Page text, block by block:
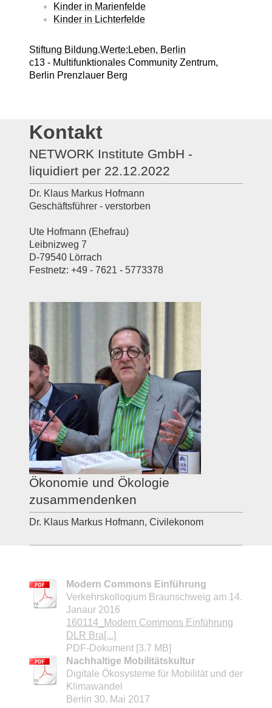
Kinder in Marienfelde
Kinder in Lichterfelde
Stiftung Bildung.Werte:Leben, Berlin
c13 - Multifunktionales Community Zentrum,
Berlin Prenzlauer Berg
Kontakt
NETWORK Institute GmbH -
liquidiert per 22.12.2022
Dr. Klaus Markus Hofmann
Geschäftsführer - verstorben
Ute Hofmann (Ehefrau)
Leibnizweg 7
D-79540 Lörrach
Festnetz: +49 - 7621 - 5773378
Ökonomie und Ökologie
zusammendenken
Dr. Klaus Markus Hofmann, Civilekonom
Modern Commons Einführung
Verkehrskolloqium Braunschweig am 14.
Janaur 2016
160114_Modern Commons Einführung
DLR Bra[...]
PDF-Dokument [3.7 MB]
Nachhaltige Mobilitätskultur
Digitale Ökosysteme für Mobilität und der
Klimawandel
Berlin 30. Mai 2017